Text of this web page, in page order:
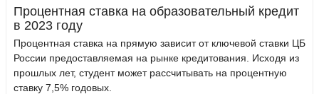
Процентная ставка на образовательный кредит
в 2023 году
Процентная ставка на прямую зависит от ключевой ставки ЦБ
России предоставляемая на рынке кредитования. Исходя из
прошлых лет, студент может рассчитывать на процентную
ставку 7,5% годовых.